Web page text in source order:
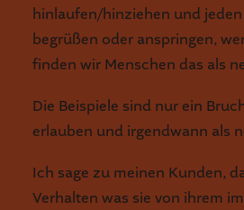
hinlaufen/hinziehen und
begrüßen oder anspringen,
finden wir Menschen das als
Die Beispiele sind nur ein
erlauben und irgendwann als
Ich sage zu meinen Kunden,
Verhalten was sie von ihrem